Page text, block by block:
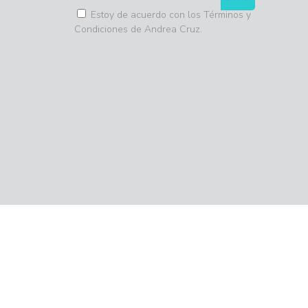
Estoy de acuerdo con los Términos y
Condiciones de Andrea Cruz.